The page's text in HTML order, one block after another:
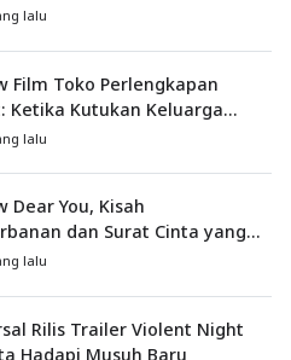
Masuk ke Dunia Manusia
lalu
Film Toko Perlengkapan
Ketika Kutukan Keluarga
Sumber Teror yang
lalu
Dear You, Kisah
dan Surat Cinta yang
Hati
lalu
Rilis Trailer Violent Night
Hadapi Musuh Baru